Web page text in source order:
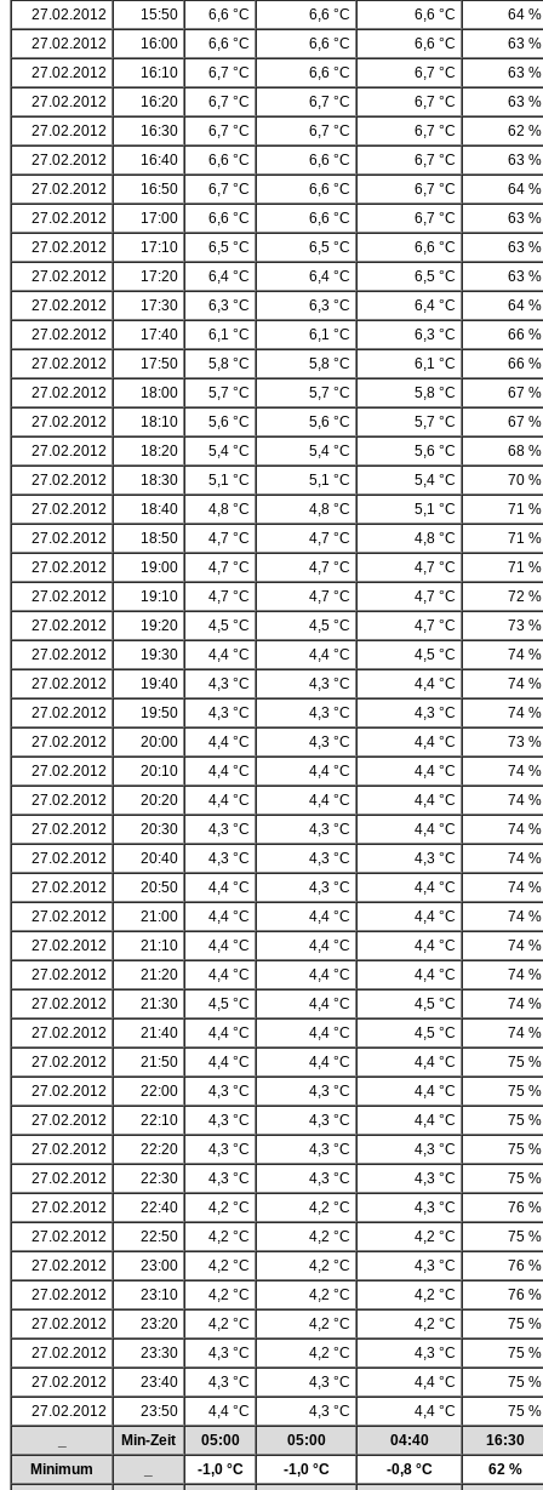
27.02.2012
15:50 6,6 °C 6,6 °C 6,6 °C
64 %
27.02.2012
16:00 6,6 °C 6,6 °C 6,6 °C
63 %
27.02.2012
16:10 6,7 °C 6,6 °C 6,7 °C
63 %
27.02.2012
16:20 6,7 °C 6,7 °C 6,7 °C
63 %
27.02.2012
16:30 6,7 °C 6,7 °C 6,7 °C
62 %
27.02.2012
16:40 6,6 °C 6,6 °C 6,7 °C
63 %
27.02.2012
16:50 6,7 °C 6,6 °C 6,7 °C
64 %
27.02.2012
17:00 6,6 °C 6,6 °C 6,7 °C
63 %
27.02.2012
17:10 6,5 °C 6,5 °C 6,6 °C
63 %
27.02.2012
17:20 6,4 °C 6,4 °C 6,5 °C
63 %
27.02.2012
17:30 6,3 °C 6,3 °C 6,4 °C
64 %
27.02.2012
17:40 6,1 °C 6,1 °C 6,3 °C
66 %
27.02.2012
17:50 5,8 °C 5,8 °C 6,1 °C
66 %
27.02.2012
18:00 5,7 °C 5,7 °C 5,8 °C
67 %
27.02.2012
18:10 5,6 °C 5,6 °C 5,7 °C
67 %
27.02.2012
18:20 5,4 °C 5,4 °C 5,6 °C
68 %
27.02.2012
18:30 5,1 °C 5,1 °C 5,4 °C
70 %
27.02.2012
18:40 4,8 °C 4,8 °C 5,1 °C
71 %
27.02.2012
18:50 4,7 °C 4,7 °C 4,8 °C
71 %
27.02.2012
19:00 4,7 °C 4,7 °C 4,7 °C
71 %
27.02.2012
19:10 4,7 °C 4,7 °C 4,7 °C
72 %
27.02.2012
19:20 4,5 °C 4,5 °C 4,7 °C
73 %
27.02.2012
19:30 4,4 °C 4,4 °C 4,5 °C
74 %
27.02.2012
19:40 4,3 °C 4,3 °C 4,4 °C
74 %
27.02.2012
19:50 4,3 °C 4,3 °C 4,3 °C
74 %
27.02.2012
20:00 4,4 °C 4,3 °C 4,4 °C
73 %
27.02.2012
20:10 4,4 °C 4,4 °C 4,4 °C
74 %
27.02.2012
20:20 4,4 °C 4,4 °C 4,4 °C
74 %
27.02.2012
20:30 4,3 °C 4,3 °C 4,4 °C
74 %
27.02.2012
20:40 4,3 °C 4,3 °C 4,3 °C
74 %
27.02.2012
20:50 4,4 °C 4,3 °C 4,4 °C
74 %
27.02.2012
21:00 4,4 °C 4,4 °C 4,4 °C
74 %
27.02.2012
21:10 4,4 °C 4,4 °C 4,4 °C
74 %
27.02.2012
21:20 4,4 °C 4,4 °C 4,4 °C
74 %
27.02.2012
21:30 4,5 °C 4,4 °C 4,5 °C
74 %
27.02.2012
21:40 4,4 °C 4,4 °C 4,5 °C
74 %
27.02.2012
21:50 4,4 °C 4,4 °C 4,4 °C
75 %
27.02.2012
22:00 4,3 °C 4,3 °C 4,4 °C
75 %
27.02.2012
22:10 4,3 °C 4,3 °C 4,4 °C
75 %
27.02.2012
22:20 4,3 °C 4,3 °C 4,3 °C
75 %
27.02.2012
22:30 4,3 °C 4,3 °C 4,3 °C
75 %
27.02.2012
22:40 4,2 °C 4,2 °C 4,3 °C
76 %
27.02.2012
22:50 4,2 °C 4,2 °C 4,2 °C
75 %
27.02.2012
23:00 4,2 °C 4,2 °C 4,3 °C
76 %
27.02.2012
23:10 4,2 °C 4,2 °C 4,2 °C
76 %
27.02.2012
23:20 4,2 °C 4,2 °C 4,2 °C
75 %
27.02.2012
23:30 4,3 °C 4,2 °C 4,3 °C
75 %
27.02.2012
23:40 4,3 °C 4,3 °C 4,4 °C
75 %
27.02.2012
23:50 4,4 °C 4,3 °C 4,4 °C
75 %
Min-Zeit 05:00 05:00 04:40
16:30
Minimum
-1,0 °C -1,0 °C -0,8 °C 62 %